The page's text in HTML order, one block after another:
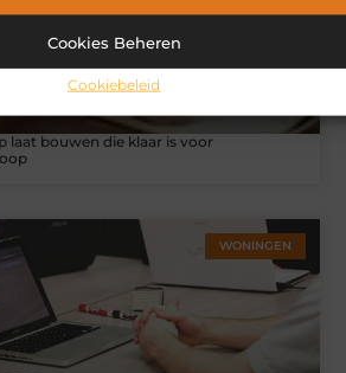
Cookies Beheren
Cookiebeleid
laat bouwen die klaar is voor
WONINGEN